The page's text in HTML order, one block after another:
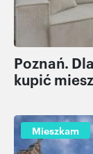
Poznań.
kupić
Mieszkam